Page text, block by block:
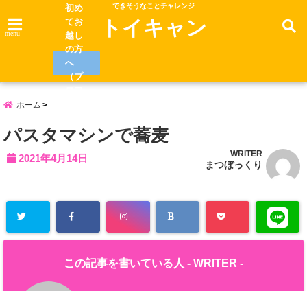
できそうなことチャレンジ
menu トイキャン
初め
てお
越し
の方
へ
（プ
ホーム
パスタマシンで蕎麦
2021年4月14日 WRITER
まつぼっくり
この記事を書いている人 - WRITER -